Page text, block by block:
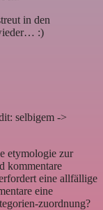
in den
:)
selbigem ->
etymologie zur
kommentare
eine allfällige
eine
zuordnung?